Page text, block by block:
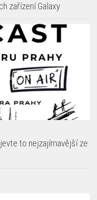
zařízení Galaxy
to nejzajímavější ze